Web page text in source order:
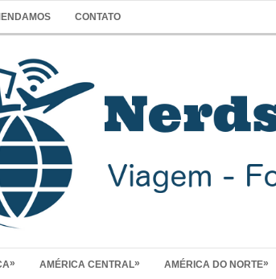
CONTATO
» AMÉRICA CENTRAL» AMÉRICA DO NORTE»